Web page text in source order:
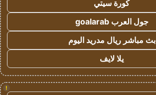
كورة سيتي
جول العرب goalarab
بث مباشر ريال مدريد اليوم
يلا لايف
!